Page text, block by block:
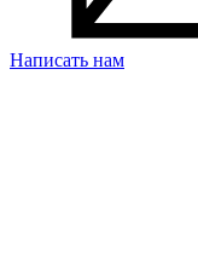
Написать нам